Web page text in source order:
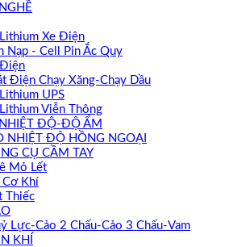
Xe Điện
Nạp - Cell Pin Ắc Quy
Điện Chạy Xăng-Chạy Dầu
UPS
Viễn Thông
ĐỘ-ĐỘ ẨM
NHIỆT ĐỘ HỒNG NGOẠI
CỤ CẦM TAY
Mỏ Lết
Cơ Khí
Thiếc
Lực-Cảo 2 Chấu-Cảo 3 Chấu-Vam
KHÍ